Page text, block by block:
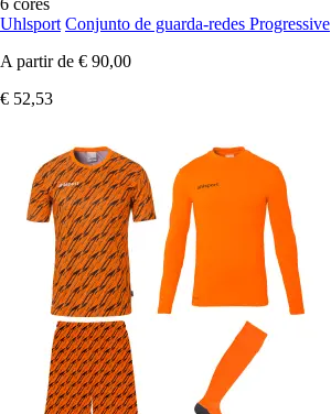
6 cores
Uhlsport Conjunto de guarda-redes Progressive
A partir de € 90,00
€ 52,53